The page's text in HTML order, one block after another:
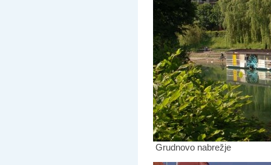
Grudnovo nabrežje